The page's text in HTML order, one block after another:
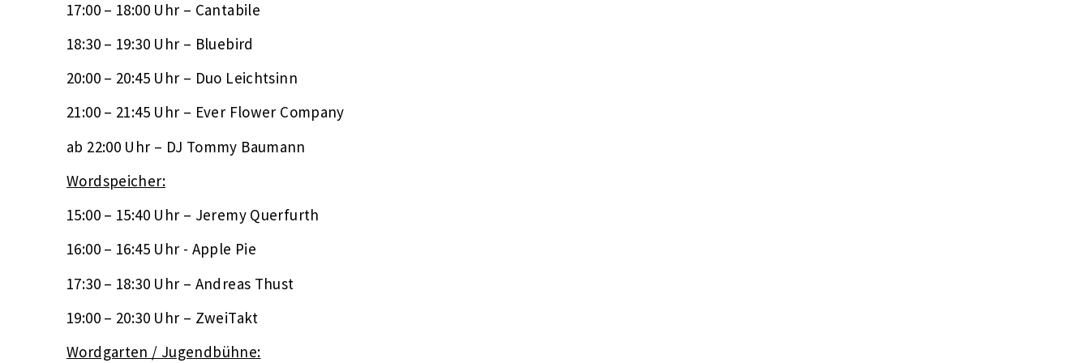
17:00 – 18:00 Uhr – Cantabile
18:30 – 19:30 Uhr – Bluebird
20:00 – 20:45 Uhr – Duo Leichtsinn
21:00 – 21:45 Uhr – Ever Flower Company
ab 22:00 Uhr – DJ Tommy Baumann
Wordspeicher:
15:00 – 15:40 Uhr – Jeremy Querfurth
16:00 – 16:45 Uhr - Apple Pie
17:30 – 18:30 Uhr – Andreas Thust
19:00 – 20:30 Uhr – ZweiTakt
Wordgarten / Jugendbühne: